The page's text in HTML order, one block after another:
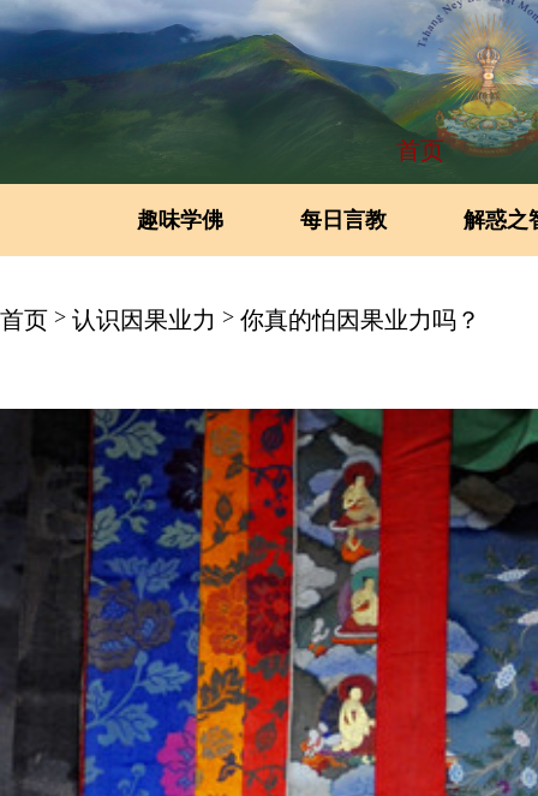
首页
趣味学佛 每日言教 解惑之
首页 > 认识因果业力 > 你真的怕因果业力吗？